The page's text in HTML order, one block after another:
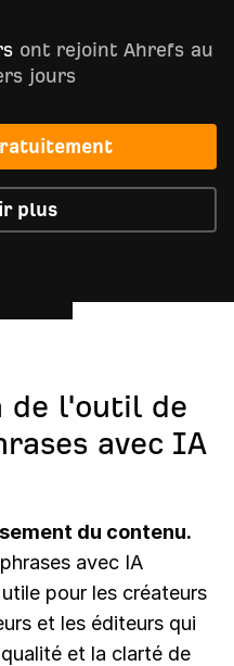
ont rejoint Ahrefs au
jours
plus
de l'outil de
avec IA
du contenu.
avec IA
pour les créateurs
et les éditeurs qui
et la clarté de